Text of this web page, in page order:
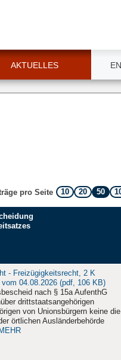
AKTUELLES
pro Seite
10 20 50
- Freizügigkeitsrecht, 2 K
04.08.2026 (pdf, 106 KB)
nach § 15a AufenthG
drittstaatsangehörigen
von Unionsbürgern keine die
örtlichen Ausländerbehörde
MEHR